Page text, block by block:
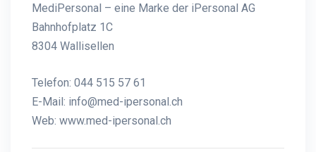
MediPersonal – eine Marke der iPersonal AG
Bahnhofplatz 1C
8304 Wallisellen
Telefon: 044 515 57 61
E-Mail: info@med-ipersonal.ch
Web: www.med-ipersonal.ch